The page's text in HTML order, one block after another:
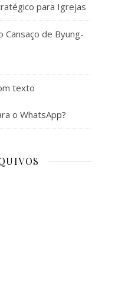
para Igrejas
Cansaço de Byung-
texto
o WhatsApp?